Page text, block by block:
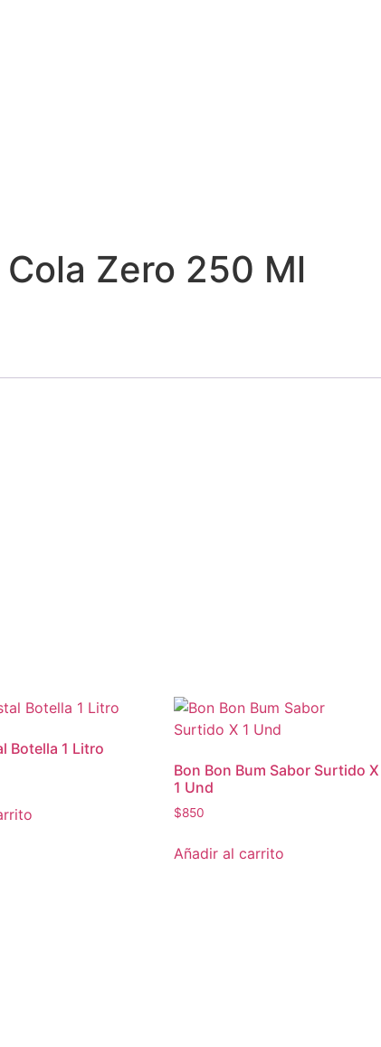
Zero 250 Ml
Botella 1 Litro
Bon Bon Bum Sabor Surtido X
1 Und
$850
Añadir al carrito